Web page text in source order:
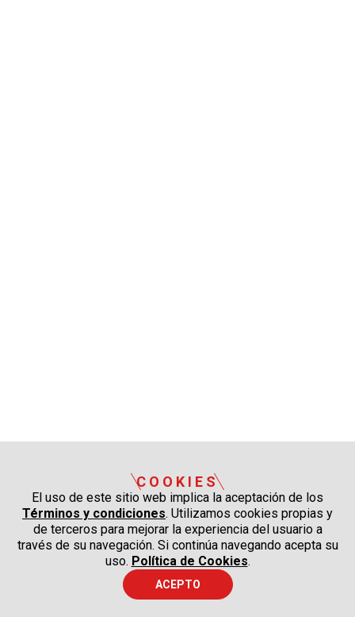
COOKIES
El uso de este sitio web implica la aceptación de los
Términos y condiciones. Utilizamos cookies propias y
de terceros para mejorar la experiencia del usuario a
través de su navegación. Si continúa navegando acepta su
uso. Política de Cookies.
ACEPTO